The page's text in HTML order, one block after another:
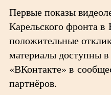
Первые показы
Карельского фронта
положительные
материалы доступны
«ВКонтакте» в
партнёров.